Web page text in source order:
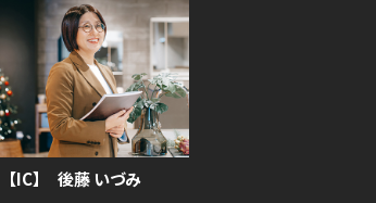
【IC】 後藤 いづみ